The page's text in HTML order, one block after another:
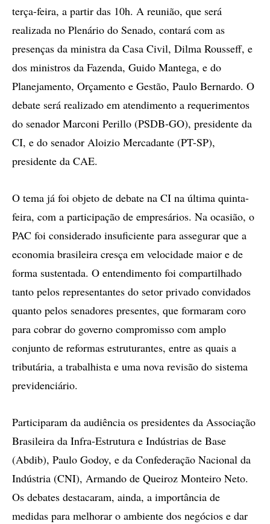
terça-feira, a partir das 10h. A reunião, que será
realizada no Plenário do Senado, contará com as
presenças da ministra da Casa Civil, Dilma Rousseff, e
dos ministros da Fazenda, Guido Mantega, e do
Planejamento, Orçamento e Gestão, Paulo Bernardo. O
debate será realizado em atendimento a requerimentos
do senador Marconi Perillo (PSDB-GO), presidente da
CI, e do senador Aloizio Mercadante (PT-SP),
presidente da CAE.
O tema já foi objeto de debate na CI na última quinta-
feira, com a participação de empresários. Na ocasião, o
PAC foi considerado insuficiente para assegurar que a
economia brasileira cresça em velocidade maior e de
forma sustentada. O entendimento foi compartilhado
tanto pelos representantes do setor privado convidados
quanto pelos senadores presentes, que formaram coro
para cobrar do governo compromisso com amplo
conjunto de reformas estruturantes, entre as quais a
tributária, a trabalhista e uma nova revisão do sistema
previdenciário.
Participaram da audiência os presidentes da Associação
Brasileira da Infra-Estrutura e Indústrias de Base
(Abdib), Paulo Godoy, e da Confederação Nacional da
Indústria (CNI), Armando de Queiroz Monteiro Neto.
Os debates destacaram, ainda, a importância de
medidas para melhorar o ambiente dos negócios e dar